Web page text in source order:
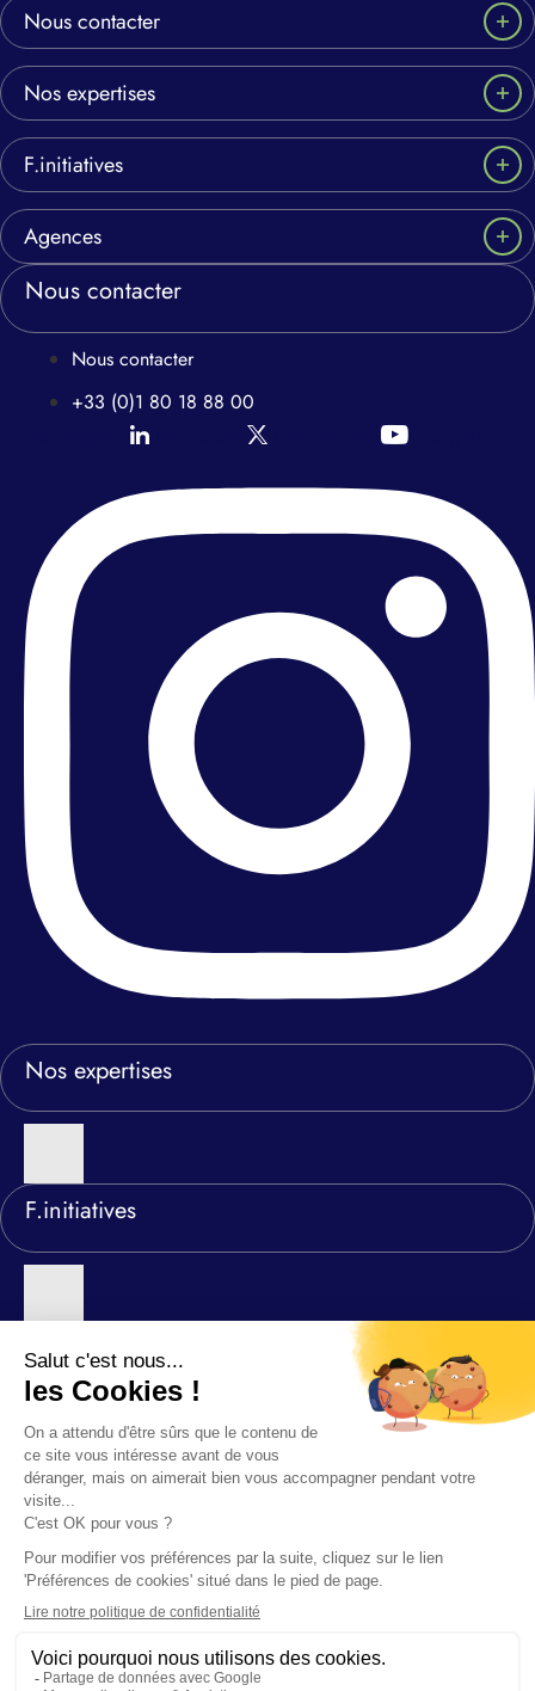
Nous contacter
Nos expertises
F.initiatives
Agences
Nous contacter
Nous contacter
+33 (0)1 80 18 88 00
Nos expertises
F.initiatives
Nos agences
©2026 F-INITIATIVES
Politique de confidentialité relative au site F.initiatives
Démarche données personnelles
Mentions légales